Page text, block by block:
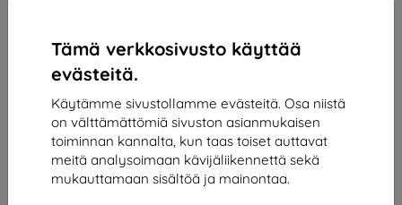
Tämä verkkosivusto käyttää
evästeitä.
Käytämme sivustollamme evästeitä. Osa niistä
on välttämättömiä sivuston asianmukaisen
toiminnan kannalta, kun taas toiset auttavat
meitä analysoimaan kävijäliikennettä sekä
mukauttamaan sisältöä ja mainontaa.
yhteensä .
«